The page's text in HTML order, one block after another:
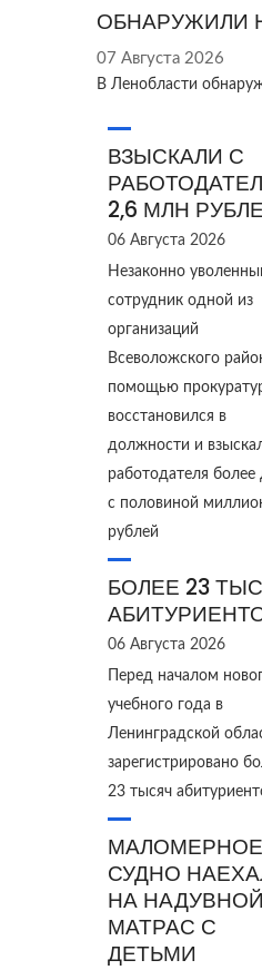
ОБНАРУЖИЛИ
07 Августа 2026
В Ленобласти
ВЗЫСКАЛИ С
2,6 МЛН
06 Августа 2026
Незаконно
сотрудник одной из
организаций
Всеволожского
помощью
восстановился в
должности и
работодателя более
с половиной
рублей
БОЛЕЕ 23
06 Августа 2026
Перед началом
учебного года в
Ленинградской
зарегистрировано
23 тысяч
МАЛОМЕРНОЕ
СУДНО
НА НАДУВНОЙ
МАТРАС С
ДЕТЬМИ